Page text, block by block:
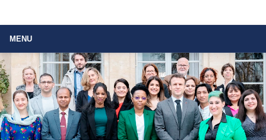
MENU